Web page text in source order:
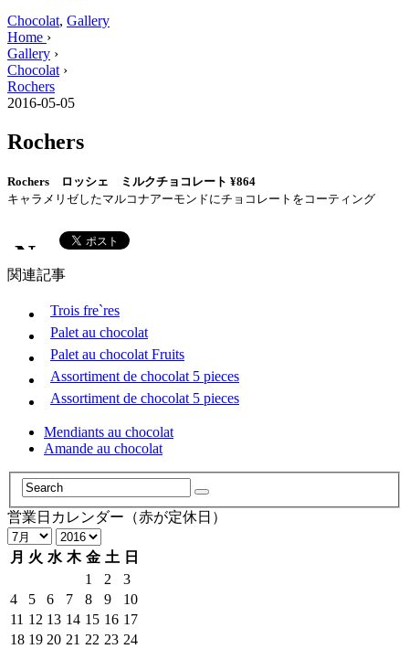
Chocolat, Gallery
Home ›
Gallery ›
Chocolat ›
Rochers
2016-05-05
Rochers
Rochers ロッシェ ミルクチョコレート ¥864
キャラメリゼしたマルコナアーモンドにチョコレートをコーティング
関連記事
Trois fre`res
Palet au chocolat
Palet au chocolat Fruits
Assortiment de chocolat 5 pieces
Assortiment de chocolat 5 pieces
Mendiants au chocolat
Amande au chocolat
営業日カレンダー（赤が定休日）
月 火 水 木 金 土 日
1 2
3
4
5 6 7 8 9
10
11 12 13 14 15 16 17
18 19 20 21 22 23 24